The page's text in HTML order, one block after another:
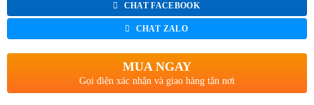
CHAT FACEBOOK
CHAT ZALO
MUA NGAY
Gọi điện xác nhận và giao hàng tận nơi